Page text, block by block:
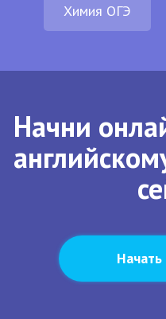
Химия ОГЭ
Начни
Начать